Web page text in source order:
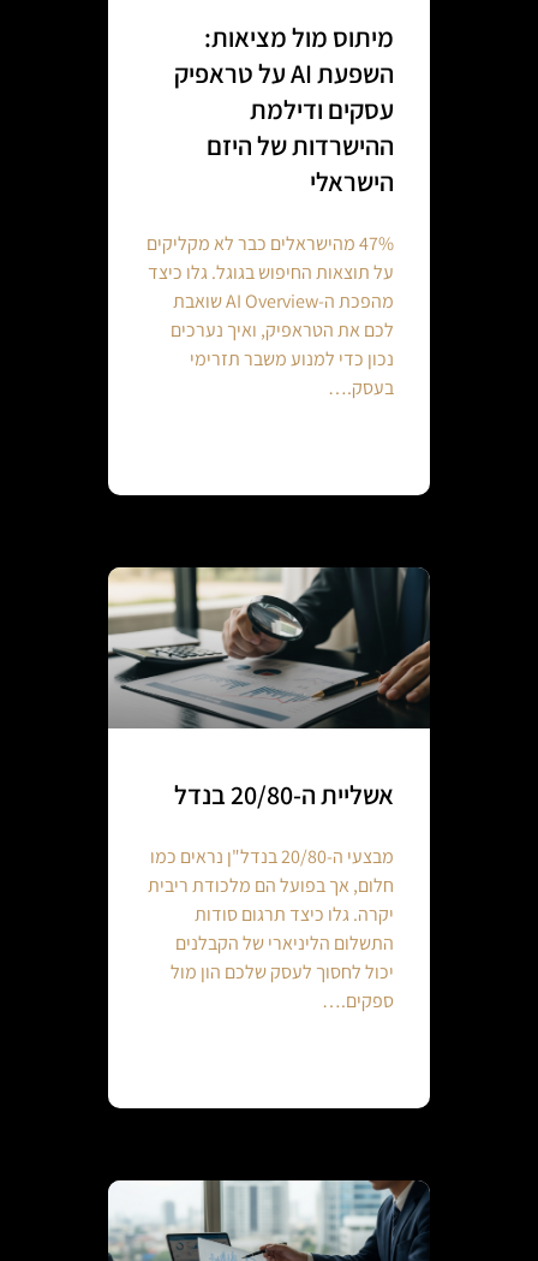
מיתוס מול מציאות:
השפעת AI על טראפיק
עסקים ודילמת
ההישרדות של היזם
הישראלי
47% מהישראלים כבר לא מקליקים
על תוצאות החיפוש בגוגל. גלו כיצד
מהפכת ה-AI Overview שואבת
לכם את הטראפיק, ואיך נערכים
נכון כדי למנוע משבר תזרימי
בעסק.…
אשליית ה-20/80 בנדל
מבצעי ה-20/80 בנדל"ן נראים כמו
חלום, אך בפועל הם מלכודת ריבית
יקרה. גלו כיצד תרגום סודות
התשלום הליניארי של הקבלנים
יכול לחסוך לעסק שלכם הון מול
ספקים.…